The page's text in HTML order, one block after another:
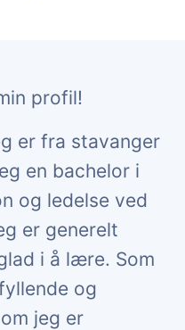
profil!
er fra stavanger
en bachelor i
og ledelse ved
er generelt
i å lære. Som
og
jeg er